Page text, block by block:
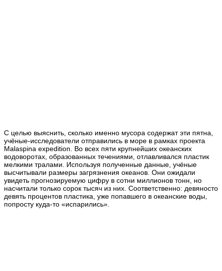
С целью выяснить, сколько именно мусора содержат эти пятна,
учёные-исследователи отправились в море в рамках проекта
Malaspina expedition. Во всех пяти крупнейших океанских
водоворотах, образованных течениями, отлавливался пластик
мелкими тралами. Используя полученные данные, учёные
высчитывали размеры загрязнения океанов. Они ожидали
увидеть прогнозируемую цифру в сотни миллионов тонн, но
насчитали только сорок тысяч из них. Соответственно: девяносто
девять процентов пластика, уже попавшего в океанские воды,
попросту куда-то «испарились».